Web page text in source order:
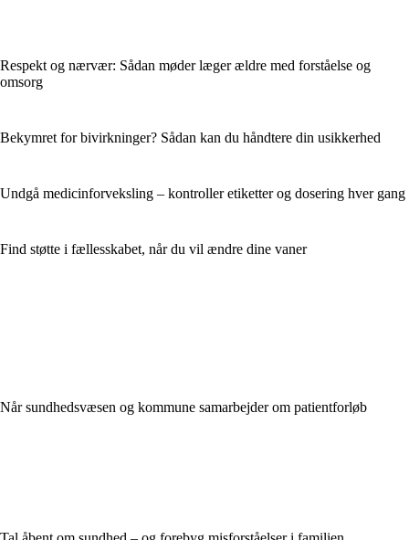
Respekt og nærvær: Sådan møder læger ældre med forståelse og
omsorg
Bekymret for bivirkninger? Sådan kan du håndtere din usikkerhed
Undgå medicinforveksling – kontroller etiketter og dosering hver gang
Find støtte i fællesskabet, når du vil ændre dine vaner
Når sundhedsvæsen og kommune samarbejder om patientforløb